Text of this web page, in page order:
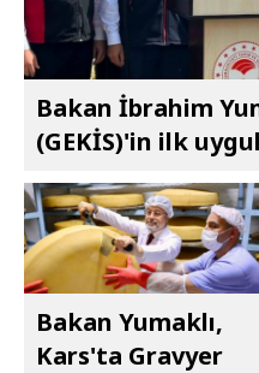
Bakan İbrahim
(GEKİS)'in ilk
Bakan Yumaklı,
Kars'ta Gravyer